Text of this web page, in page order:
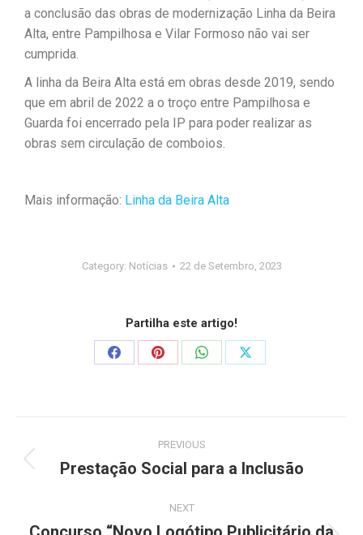
a conclusão das obras de modernização Linha da Beira
Alta, entre Pampilhosa e Vilar Formoso não vai ser
cumprida.
A linha da Beira Alta está em obras desde 2019, sendo
que em abril de 2022 a o troço entre Pampilhosa e
Guarda foi encerrado pela IP para poder realizar as
obras sem circulação de comboios.
Mais informação: Linha da Beira Alta
Category: Notícias 22 de Setembro, 2023
Partilha este artigo!
PREVIOUS
Prestação Social para a Inclusão
NEXT